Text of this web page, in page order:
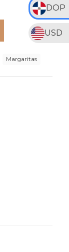
DOP
USD
Margaritas